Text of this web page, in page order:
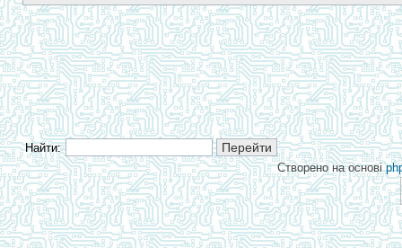
Найти:
Створено на основі